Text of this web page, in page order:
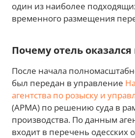
один из наиболее
временного размещения
Почему отель
После начала
был передан в управление
агентства по розыску и
(АРМА) по решению суда в
производства. По данным
входит в перечень одесских